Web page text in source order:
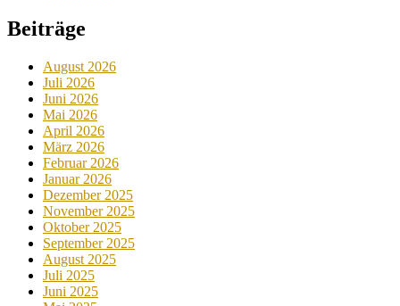
Beiträge
August 2026
Juli 2026
Juni 2026
Mai 2026
April 2026
März 2026
Februar 2026
Januar 2026
Dezember 2025
November 2025
Oktober 2025
September 2025
August 2025
Juli 2025
Juni 2025